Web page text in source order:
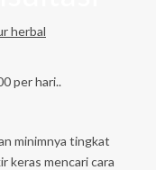
herbal
per hari..
minimnya tingkat
keras mencari cara